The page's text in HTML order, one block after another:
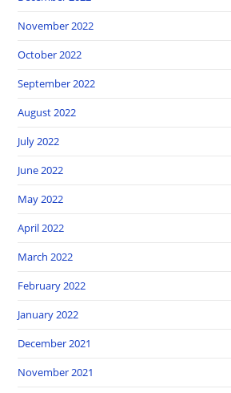
November 2022
October 2022
September 2022
August 2022
July 2022
June 2022
May 2022
April 2022
March 2022
February 2022
January 2022
December 2021
November 2021